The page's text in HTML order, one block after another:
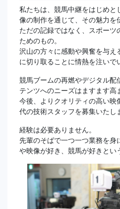
私たちは、競馬中継をはじめと
像の制作を通じて、その魅力を
ただの記録ではなく、スポーツ
ためのもの。
沢山の方々に感動や興奮を与え
に切り取ることに情熱を注いで
競馬ブームの再燃やデジタル配
テンツへのニーズはますます高
今後、よりクオリティの高い映
代の技術スタッフを募集いたし
経験は必要ありません。
先輩のそばで一つ一つ業務を身
や映像が好き、競馬が好きとい